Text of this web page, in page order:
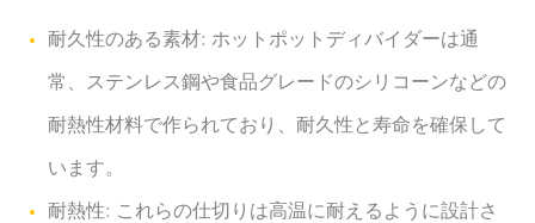
耐久性のある素材: ホットポットディバイダーは通
常、ステンレス鋼や食品グレードのシリコーンなどの
耐熱性材料で作られており、耐久性と寿命を確保して
います。
耐熱性: これらの仕切りは高温に耐えるように設計さ